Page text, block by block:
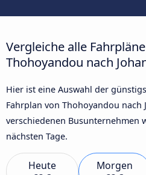
Vergleiche alle
Thohoyandou nach
Hier ist eine Auswahl der
Fahrplan von Thohoyandou nach
verschiedenen Busunternehmen
nächsten Tage.
Heute Morgen